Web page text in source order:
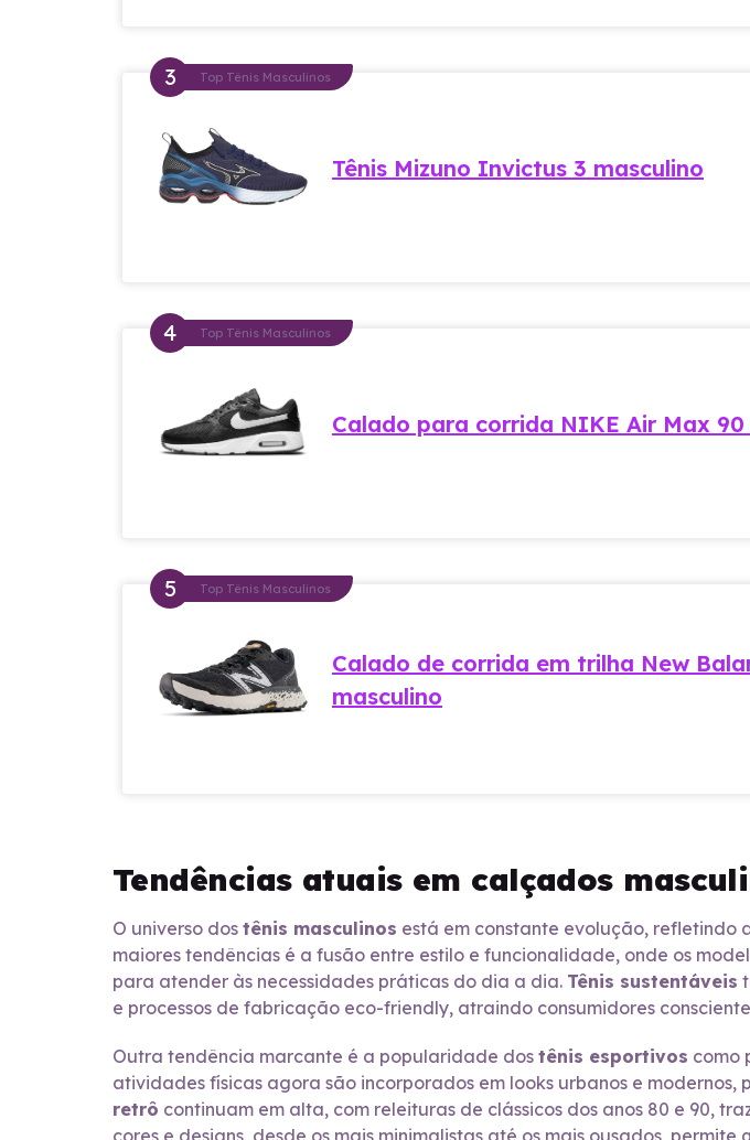
Top Tênis Masculinos
Tênis Mizuno Invictus 3 masculino
Top Tênis Masculinos
Calado para corrida NIKE Air Max 90
Top Tênis Masculinos
Calado de corrida em trilha New
masculino
Tendências atuais em calçados
O universo dos tênis masculinos está em constante evolução, refletindo
maiores tendências é a fusão entre estilo e funcionalidade, onde os
para atender às necessidades práticas do dia a dia. Tênis sustentáveis
e processos de fabricação eco-friendly, atraindo consumidores
Outra tendência marcante é a popularidade dos tênis esportivos como
atividades físicas agora são incorporados em looks urbanos e
retrô continuam em alta, com releituras de clássicos dos anos 80 e 90,